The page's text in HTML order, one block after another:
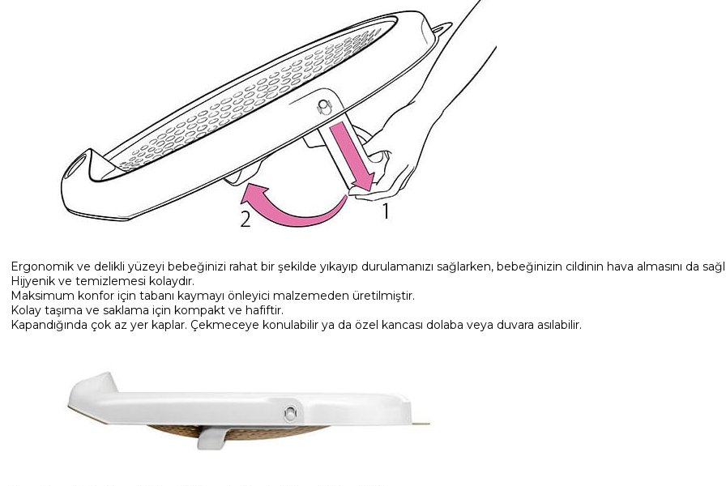
Ergonomik ve delikli yüzeyi bebeğinizi rahat bir şekilde yıkayıp durulamanızı sağlarken, bebeğinizin cildinin hava almasını da
Hijyenik ve temizlemesi kolaydır.
Maksimum konfor için tabanı kaymayı önleyici malzemeden üretilmiştir.
Kolay taşıma ve saklama için kompakt ve hafiftir.
Kapandığında çok az yer kaplar. Çekmeceye konulabilir ya da özel kancası dolaba veya duvara asılabilir.